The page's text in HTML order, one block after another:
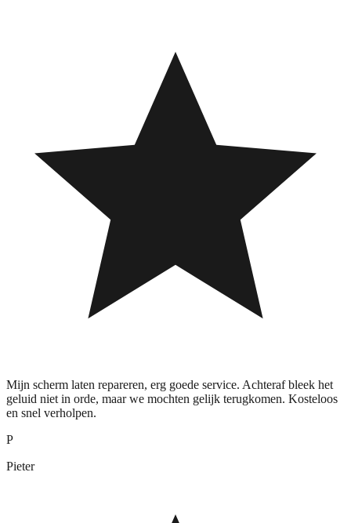
Mijn scherm laten repareren, erg goede service. Achteraf bleek het
geluid niet in orde, maar we mochten gelijk terugkomen. Kosteloos
en snel verholpen.
P
Pieter